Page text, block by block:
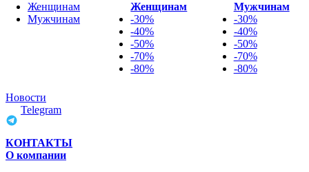
Женщинам
Мужчинам
Женщинам
-30%
-40%
-50%
-70%
-80%
Мужчинам
-30%
-40%
-50%
-70%
-80%
Новости
Telegram
КОНТАКТЫ
О компании